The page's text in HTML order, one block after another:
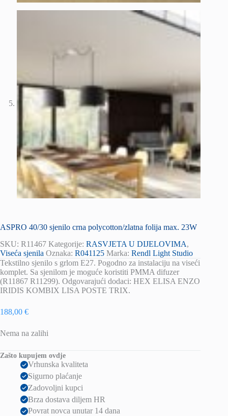
ASPRO 40/30 sjenilo crna polycotton/zlatna folija max. 23W
SKU: R11467 Kategorije: RASVJETA U DIJELOVIMA,
Viseća sjenila Oznaka: R041125 Marka: Rendl Light Studio
Tekstilno sjenilo s grlom E27. Pogodno za instalaciju na viseći
komplet. Sa sjenilom je moguće koristiti PMMA difuzer
(R11867 R11299). Odgovarajući dodaci: HEX ELISA ENZO
IRIDIS KOMBIX LISA POSTE TRIX.
188,00 €
Nema na zalihi
Zašto kupujem ovdje
Vrhunska kvaliteta
Sigurno plaćanje
Zadovoljni kupci
Brza dostava diljem HR
Povrat novca unutar 14 dana